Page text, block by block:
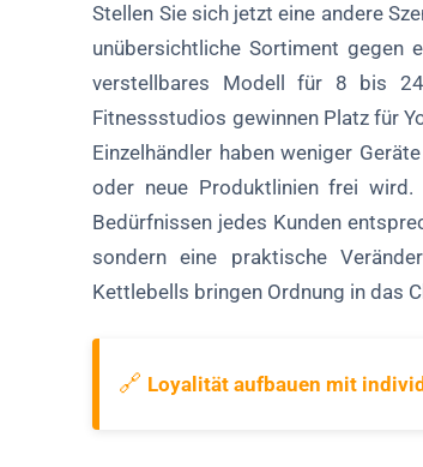
Stellen Sie sich jetzt eine andere
unübersichtliche Sortiment gegen
verstellbares Modell für 8 bis
Fitnessstudios gewinnen Platz für
Einzelhändler haben weniger
oder neue Produktlinien frei wird.
Bedürfnissen jedes Kunden
sondern eine praktische
Kettlebells bringen Ordnung in das
🔗 Loyalität aufbauen mit